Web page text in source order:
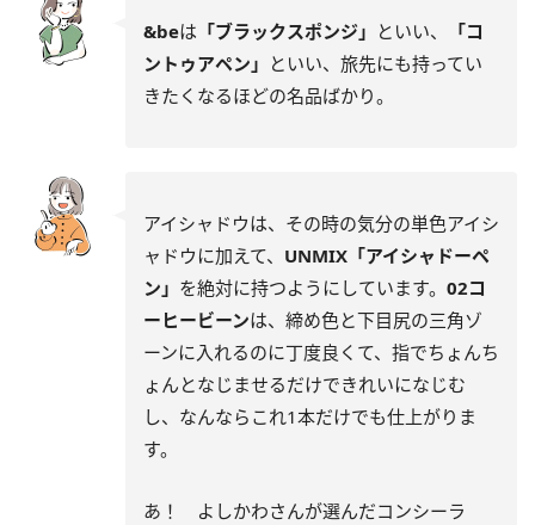
&beは 「ブラックスポンジ」 といい、
「コ
ントゥアペン」 といい、旅先にも持ってい
きたくなるほどの名品ばかり。
アイシャドウは、その時の気分の単色アイシ
ャドウに加えて、 UNMIX「アイシャドーペ
ン」 を絶対に持つようにしています。 02コ
ーヒービーンは、締め色と下目尻の三角ゾ
ーンに入れるのに丁度良くて、指でちょんち
ょんとなじませるだけできれいになじむ
し、なんならこれ1本だけでも仕上がりま
す。
あ！ よしかわさんが選んだコンシーラ